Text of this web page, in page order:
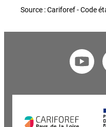
Source : Cariforef - Code